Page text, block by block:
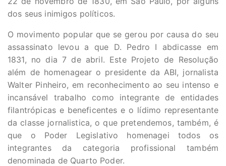
dos seus inimigos políticos.
O movimento popular que se gerou por causa do seu
assassinato levou a que D. Pedro I abdicasse em
1831, no dia 7 de abril. Este Projeto de Resolução
além de homenagear o presidente da ABI, jornalista
Walter Pinheiro, em reconhecimento ao seu intenso e
incansável trabalho como integrante de entidades
filantrópicas e beneficentes e o lídimo representante
da classe jornalistica, o que pretendemos, também, é
que o Poder Legislativo homenagei todos os
integrantes da categoria profissional também
denominada de Quarto Poder.